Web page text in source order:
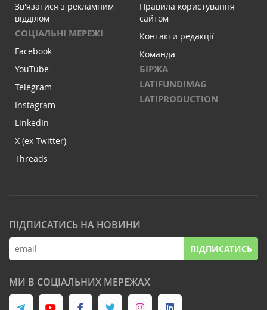
Зв'язатися з рекламним
відділом
СОЦІАЛЬНІ МЕРЕЖІ
Facebook
YouTube
Telegram
Instagram
LinkedIn
X (ex-Twitter)
Threads
Правила користування
сайтом
Контакти редакції
Команда
БІРЖА
LATIFUNDIMAG
LATIPRODUCTION
ПІДПИСАТИСЬ НА НОВИНИ
ПІДПИСАТИСЬ
МИ В СОЦІАЛЬНИХ МЕРЕЖАХ